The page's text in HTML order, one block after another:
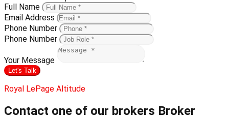
Full Name
Email Address
Phone Number
Phone Number
Your Message
Let's Talk
Royal LePage Altitude
Contact one of our brokers Broker